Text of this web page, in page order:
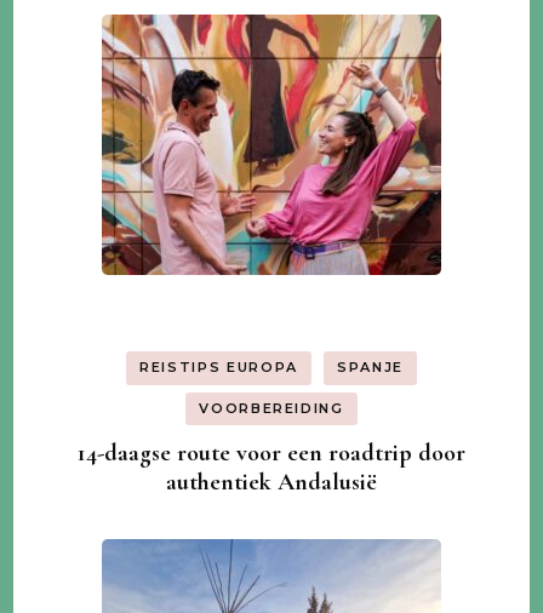
REISTIPS EUROPA SPANJE
VOORBEREIDING
14-daagse route voor een roadtrip door
authentiek Andalusië